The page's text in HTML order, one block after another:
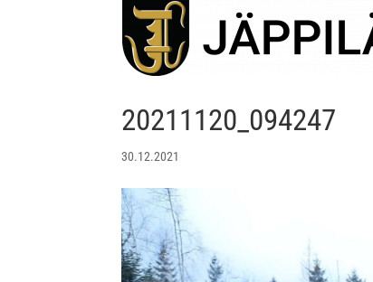
20211120_094247
30.12.2021